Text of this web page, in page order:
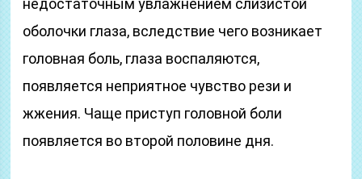
недостаточным увлажнением слизистой
оболочки глаза, вследствие чего возникает
головная боль, глаза воспаляются,
появляется неприятное чувство рези и
жжения. Чаще приступ головной боли
появляется во второй половине дня.